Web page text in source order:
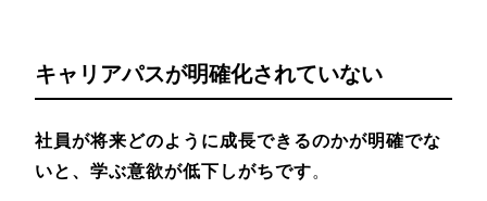
キャリアパスが明確化されていない
社員が将来どのように成長できるのかが明確でな
いと、学ぶ意欲が低下しがちです。